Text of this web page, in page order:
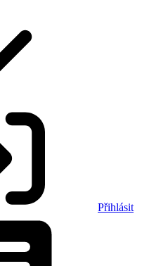
Přihlásit